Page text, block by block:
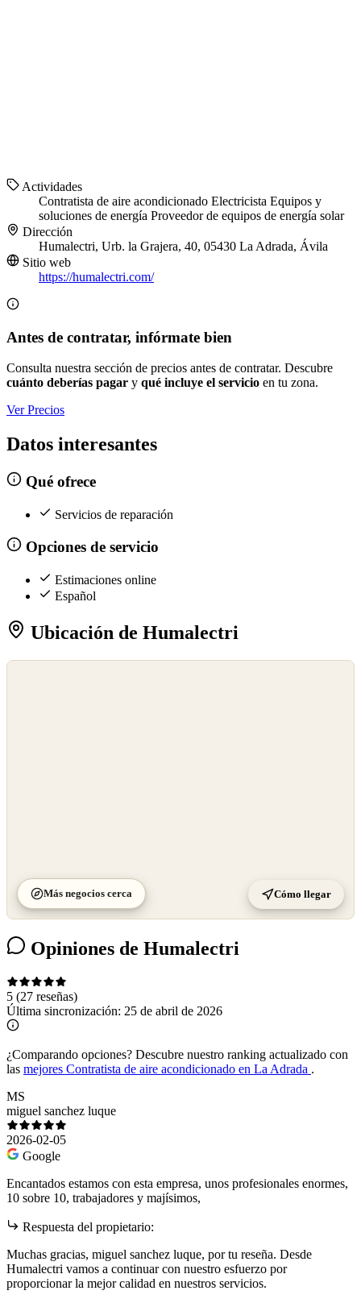
Actividades
Contratista de aire acondicionado Electricista Equipos y
soluciones de energía Proveedor de equipos de energía solar
Dirección
Humalectri, Urb. la Grajera, 40, 05430 La Adrada, Ávila
Sitio web
https://humalectri.com/
Antes de contratar, infórmate bien
Consulta nuestra sección de precios antes de contratar. Descubre
cuánto deberías pagar y qué incluye el servicio en tu zona.
Ver Precios
Datos interesantes
Qué ofrece
Servicios de reparación
Opciones de servicio
Estimaciones online
Español
Ubicación de Humalectri
Más negocios cerca Cómo llegar
Opiniones de Humalectri
5 (27 reseñas)
Última sincronización: 25 de abril de 2026
¿Comparando opciones? Descubre nuestro ranking actualizado con
las mejores Contratista de aire acondicionado en La Adrada .
MS
miguel sanchez luque
2026-02-05
Google
Encantados estamos con esta empresa, unos profesionales enormes,
10 sobre 10, trabajadores y majísimos,
Respuesta del propietario:
Muchas gracias, miguel sanchez luque, por tu reseña. Desde
Humalectri vamos a continuar con nuestro esfuerzo por
proporcionar la mejor calidad en nuestros servicios.